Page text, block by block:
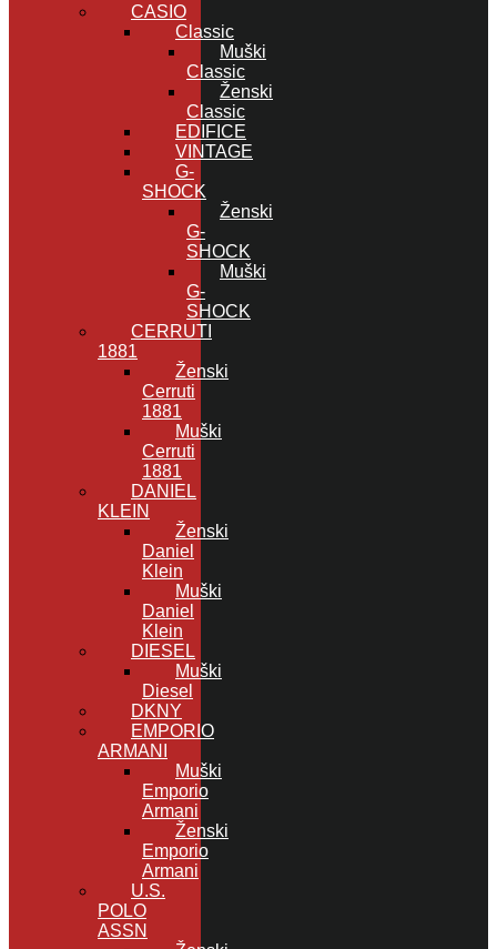
CASIO
Classic
Muški
Classic
Ženski
Classic
EDIFICE
VINTAGE
G-
SHOCK
Ženski
G-
SHOCK
Muški
G-
SHOCK
CERRUTI
1881
Ženski
Cerruti
1881
Muški
Cerruti
1881
DANIEL
KLEIN
Ženski
Daniel
Klein
Muški
Daniel
Klein
DIESEL
Muški
Diesel
DKNY
EMPORIO
ARMANI
Muški
Emporio
Armani
Ženski
Emporio
Armani
U.S.
POLO
ASSN